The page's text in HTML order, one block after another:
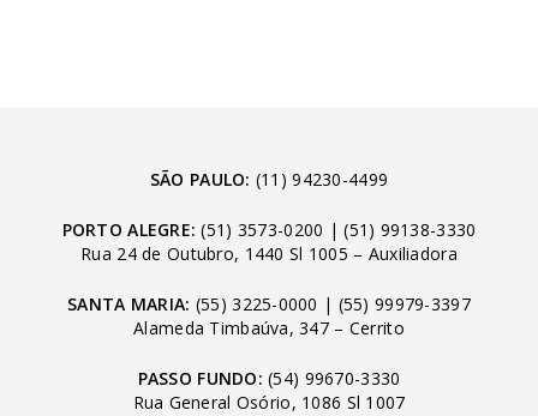
SÃO PAULO: (11) 94230-4499
PORTO ALEGRE: (51) 3573-0200 |(51) 99138-3330
Rua 24 de Outubro, 1440 Sl 1005 – Auxiliadora
SANTA MARIA: (55) 3225-0000 | (55) 99979-3397
Alameda Timbaúva, 347 – Cerrito
PASSO FUNDO: (54) 99670-3330
Rua General Osório, 1086 Sl 1007